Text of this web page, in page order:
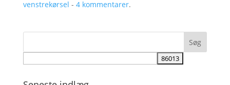
venstrekørsel - 4 kommentarer.